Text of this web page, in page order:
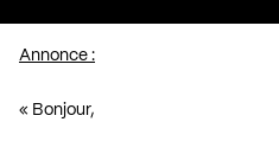
Annonce :
« Bonjour,